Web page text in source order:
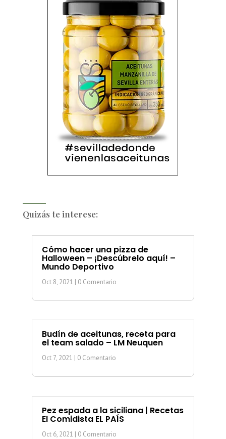
Quizás te interese:
Cómo hacer una pizza de
Halloween – ¡Descúbrelo aquí! –
Mundo Deportivo
Oct 8, 2021 | 0 Comentario
Budín de aceitunas, receta para
el team salado – LM Neuquen
Oct 7, 2021 | 0 Comentario
Pez espada a la siciliana | Recetas
El Comidista EL PAÍS
Oct 6, 2021 | 0 Comentario